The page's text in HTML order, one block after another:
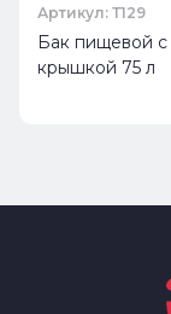
Артикул: Т129
Бак пищевой с
крышкой 75 л